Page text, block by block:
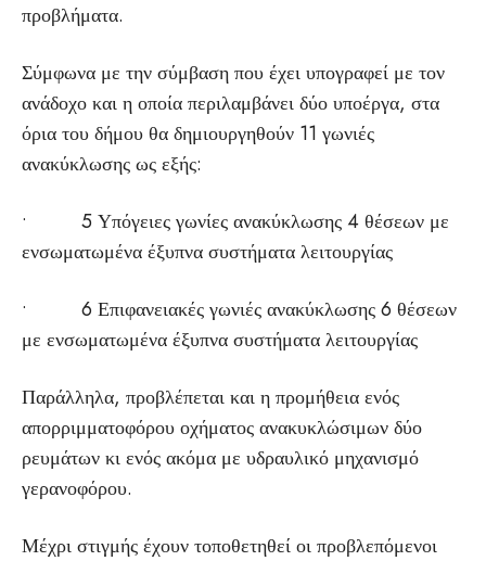
προβλήματα.
Σύμφωνα με την σύμβαση που έχει υπογραφεί με τον
ανάδοχο και η οποία περιλαμβάνει δύο υποέργα, στα
όρια του δήμου θα δημιουργηθούν 11 γωνιές
ανακύκλωσης ως εξής:
• 5 Υπόγειες γωνίες ανακύκλωσης 4 θέσεων με
ενσωματωμένα έξυπνα συστήματα λειτουργίας
• 6 Επιφανειακές γωνιές ανακύκλωσης 6 θέσεων
με ενσωματωμένα έξυπνα συστήματα λειτουργίας
Παράλληλα, προβλέπεται και η προμήθεια ενός
απορριμματοφόρου οχήματος ανακυκλώσιμων δύο
ρευμάτων κι ενός ακόμα με υδραυλικό μηχανισμό
γερανοφόρου.
Μέχρι στιγμής έχουν τοποθετηθεί οι προβλεπόμενοι